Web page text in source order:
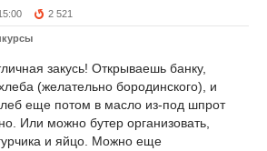
2 521
закусь! Открываешь банку,
(желательно бородинского), и
еще потом в масло из-под шпрот
Или можно бутер организовать,
и яйцо. Можно еще